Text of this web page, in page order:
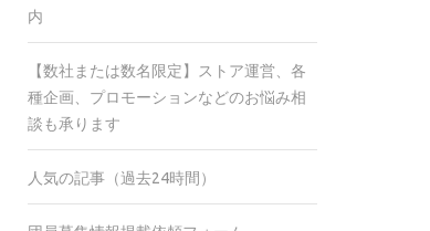
内
【数社または数名限定】ストア運営、各
種企画、プロモーションなどのお悩み相
談も承ります
人気の記事（過去24時間）